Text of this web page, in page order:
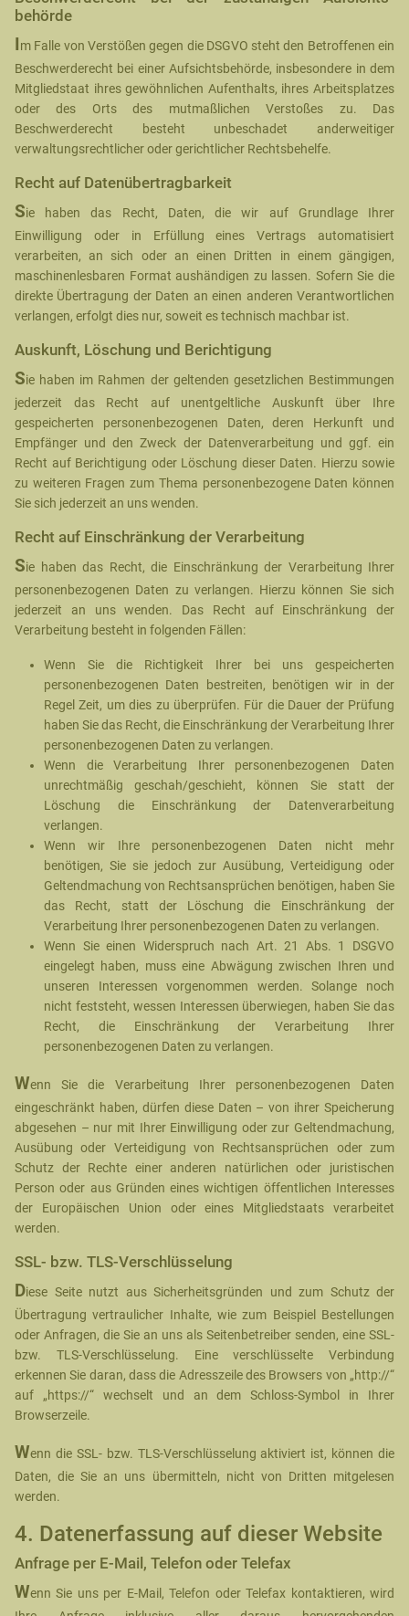
behörde
m Falle von Verstößen gegen die DSGVO steht den Betroffenen ein
Beschwerderecht bei einer Aufsichtsbehörde, insbesondere in dem
Mitgliedstaat ihres gewöhnlichen Aufenthalts, ihres Arbeitsplatzes
oder des Orts des mutmaßlichen Verstoßes zu. Das
Beschwerderecht besteht unbeschadet anderweitiger
verwaltungsrechtlicher oder gerichtlicher Rechtsbehelfe.
Recht auf Daten­übertrag­barkeit
Sie haben das Recht, Daten, die wir auf Grundlage Ihrer
Einwilligung oder in Erfüllung eines Vertrags automatisiert
verarbeiten, an sich oder an einen Dritten in einem gängigen,
maschinenlesbaren Format aushändigen zu lassen. Sofern Sie die
direkte Übertragung der Daten an einen anderen Verantwortlichen
verlangen, erfolgt dies nur, soweit es technisch machbar ist.
Auskunft, Löschung und Berichtigung
Sie haben im Rahmen der geltenden gesetzlichen Bestimmungen
jederzeit das Recht auf unentgeltliche Auskunft über Ihre
gespeicherten personenbezogenen Daten, deren Herkunft und
Empfänger und den Zweck der Datenverarbeitung und ggf. ein
Recht auf Berichtigung oder Löschung dieser Daten. Hierzu sowie
zu weiteren Fragen zum Thema personenbezogene Daten können
Sie sich jederzeit an uns wenden.
Recht auf Einschränkung der Verarbeitung
Sie haben das Recht, die Einschränkung der Verarbeitung Ihrer
personenbezogenen Daten zu verlangen. Hierzu können Sie sich
jederzeit an uns wenden. Das Recht auf Einschränkung der
Verarbeitung besteht in folgenden Fällen:
Wenn Sie die Richtigkeit Ihrer bei uns gespeicherten
personenbezogenen Daten bestreiten, benötigen wir in der
Regel Zeit, um dies zu überprüfen. Für die Dauer der Prüfung
haben Sie das Recht, die Einschränkung der Verarbeitung Ihrer
personenbezogenen Daten zu verlangen.
Wenn die Verarbeitung Ihrer personenbezogenen Daten
unrechtmäßig geschah/geschieht, können Sie statt der
Löschung die Einschränkung der Datenverarbeitung
verlangen.
Wenn wir Ihre personenbezogenen Daten nicht mehr
benötigen, Sie sie jedoch zur Ausübung, Verteidigung oder
Geltendmachung von Rechtsansprüchen benötigen, haben Sie
das Recht, statt der Löschung die Einschränkung der
Verarbeitung Ihrer personenbezogenen Daten zu verlangen.
Wenn Sie einen Widerspruch nach Art. 21 Abs. 1 DSGVO
eingelegt haben, muss eine Abwägung zwischen Ihren und
unseren Interessen vorgenommen werden. Solange noch
nicht feststeht, wessen Interessen überwiegen, haben Sie das
Recht, die Einschränkung der Verarbeitung Ihrer
personenbezogenen Daten zu verlangen.
Wenn Sie die Verarbeitung Ihrer personenbezogenen Daten
eingeschränkt haben, dürfen diese Daten – von ihrer Speicherung
abgesehen – nur mit Ihrer Einwilligung oder zur Geltendmachung,
Ausübung oder Verteidigung von Rechtsansprüchen oder zum
Schutz der Rechte einer anderen natürlichen oder juristischen
Person oder aus Gründen eines wichtigen öffentlichen Interesses
der Europäischen Union oder eines Mitgliedstaats verarbeitet
werden.
SSL- bzw. TLS-Verschlüsselung
Diese Seite nutzt aus Sicherheitsgründen und zum Schutz der
Übertragung vertraulicher Inhalte, wie zum Beispiel Bestellungen
oder Anfragen, die Sie an uns als Seitenbetreiber senden, eine SSL-
bzw. TLS-Verschlüsselung. Eine verschlüsselte Verbindung
erkennen Sie daran, dass die Adresszeile des Browsers von „http://“
auf „https://“ wechselt und an dem Schloss-Symbol in Ihrer
Browserzeile.
Wenn die SSL- bzw. TLS-Verschlüsselung aktiviert ist, können die
Daten, die Sie an uns übermitteln, nicht von Dritten mitgelesen
werden.
4. Datenerfassung auf dieser Website
Anfrage per E-Mail, Telefon oder Telefax
Wenn Sie uns per E-Mail, Telefon oder Telefax kontaktieren, wird